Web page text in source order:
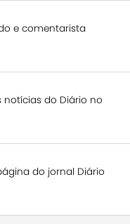
e comentarista
do Diário no
do jornal Diário